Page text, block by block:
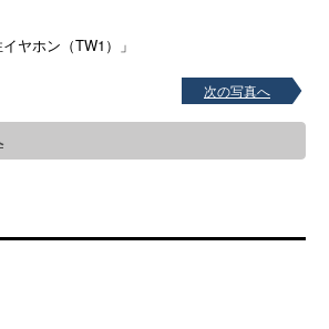
ヤホン（TW1）」
次の写真へ